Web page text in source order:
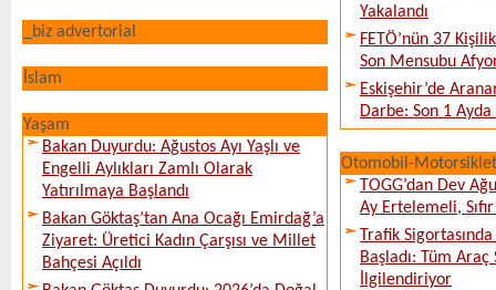
_biz advertorial
İslam
Yaşam
Bakan Duyurdu: Ağustos Ayı Yaşlı ve
Engelli Aylıkları Zamlı Olarak
Yatırılmaya Başlandı
Bakan Göktaş’tan Ana Ocağı Emirdağ’a
Ziyaret: Üretici Kadın Çarşısı ve Millet
Bahçesi Açıldı
Yakalandı
FETÖ’nün 37
Son Mensubu
Eskişehir’de
Darbe: Son 1 Ayda
Otomobil-Motorsiklet
TOGG’dan Dev
Ay Ertelemeli,
Trafik
Başladı: Tüm
İlgilendiriyor